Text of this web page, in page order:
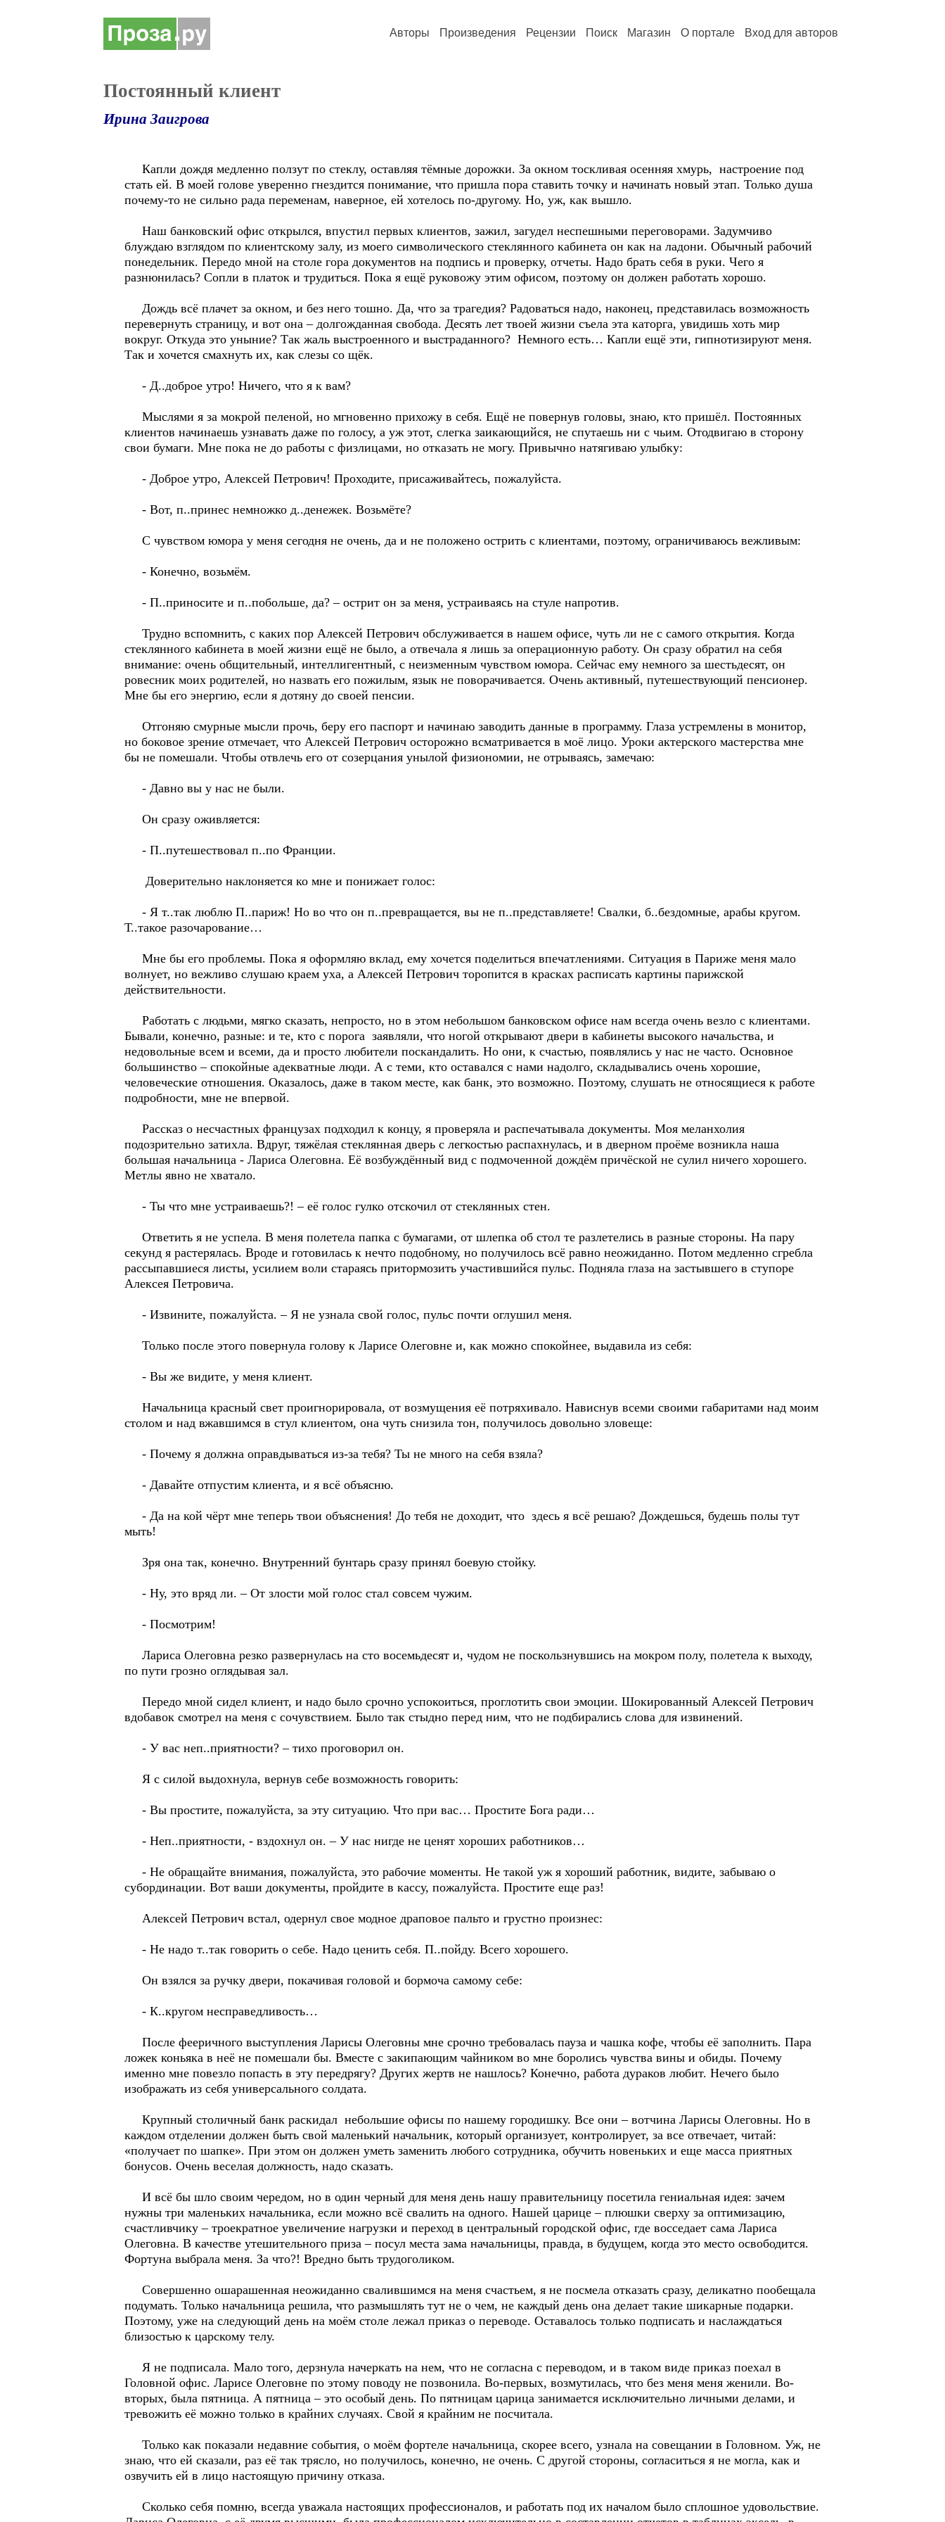
Авторы Произведения Рецензии Поиск Магазин О портале Вход для авторов
Постоянный клиент
Ирина Заигрова
Капли дождя медленно ползут по стеклу, оставляя тёмные дорожки. За окном тоскливая осенняя хмурь, настроение под
стать ей. В моей голове уверенно гнездится понимание, что пришла пора ставить точку и начинать новый этап. Только душа
почему-то не сильно рада переменам, наверное, ей хотелось по-другому. Но, уж, как вышло.
Наш банковский офис открылся, впустил первых клиентов, зажил, загудел неспешными переговорами. Задумчиво
блуждаю взглядом по клиентскому залу, из моего символического стеклянного кабинета он как на ладони. Обычный рабочий
понедельник. Передо мной на столе гора документов на подпись и проверку, отчеты. Надо брать себя в руки. Чего я
разнюнилась? Сопли в платок и трудиться. Пока я ещё руковожу этим офисом, поэтому он должен работать хорошо.
Дождь всё плачет за окном, и без него тошно. Да, что за трагедия? Радоваться надо, наконец, представилась возможность
перевернуть страницу, и вот она – долгожданная свобода. Десять лет твоей жизни съела эта каторга, увидишь хоть мир
вокруг. Откуда это уныние? Так жаль выстроенного и выстраданного? Немного есть… Капли ещё эти, гипнотизируют меня.
Так и хочется смахнуть их, как слезы со щёк.
- Д..доброе утро! Ничего, что я к вам?
Мыслями я за мокрой пеленой, но мгновенно прихожу в себя. Ещё не повернув головы, знаю, кто пришёл. Постоянных
клиентов начинаешь узнавать даже по голосу, а уж этот, слегка заикающийся, не спутаешь ни с чьим. Отодвигаю в сторону
свои бумаги. Мне пока не до работы с физлицами, но отказать не могу. Привычно натягиваю улыбку:
- Доброе утро, Алексей Петрович! Проходите, присаживайтесь, пожалуйста.
- Вот, п..принес немножко д..денежек. Возьмёте?
С чувством юмора у меня сегодня не очень, да и не положено острить с клиентами, поэтому, ограничиваюсь вежливым:
- Конечно, возьмём.
- П..приносите и п..побольше, да? – острит он за меня, устраиваясь на стуле напротив.
Трудно вспомнить, с каких пор Алексей Петрович обслуживается в нашем офисе, чуть ли не с самого открытия. Когда
стеклянного кабинета в моей жизни ещё не было, а отвечала я лишь за операционную работу. Он сразу обратил на себя
внимание: очень общительный, интеллигентный, с неизменным чувством юмора. Сейчас ему немного за шестьдесят, он
ровесник моих родителей, но назвать его пожилым, язык не поворачивается. Очень активный, путешествующий пенсионер.
Мне бы его энергию, если я дотяну до своей пенсии.
Отгоняю смурные мысли прочь, беру его паспорт и начинаю заводить данные в программу. Глаза устремлены в монитор,
но боковое зрение отмечает, что Алексей Петрович осторожно всматривается в моё лицо. Уроки актерского мастерства мне
бы не помешали. Чтобы отвлечь его от созерцания унылой физиономии, не отрываясь, замечаю:
- Давно вы у нас не были.
Он сразу оживляется:
- П..путешествовал п..по Франции.
Доверительно наклоняется ко мне и понижает голос:
- Я т..так люблю П..париж! Но во что он п..превращается, вы не п..представляете! Свалки, б..бездомные, арабы кругом.
Т..такое разочарование…
Мне бы его проблемы. Пока я оформляю вклад, ему хочется поделиться впечатлениями. Ситуация в Париже меня мало
волнует, но вежливо слушаю краем уха, а Алексей Петрович торопится в красках расписать картины парижской
действительности.
Работать с людьми, мягко сказать, непросто, но в этом небольшом банковском офисе нам всегда очень везло с клиентами.
Бывали, конечно, разные: и те, кто с порога заявляли, что ногой открывают двери в кабинеты высокого начальства, и
недовольные всем и всеми, да и просто любители поскандалить. Но они, к счастью, появлялись у нас не часто. Основное
большинство – спокойные адекватные люди. А с теми, кто оставался с нами надолго, складывались очень хорошие,
человеческие отношения. Оказалось, даже в таком месте, как банк, это возможно. Поэтому, слушать не относящиеся к работе
подробности, мне не впервой.
Рассказ о несчастных французах подходил к концу, я проверяла и распечатывала документы. Моя меланхолия
подозрительно затихла. Вдруг, тяжёлая стеклянная дверь с легкостью распахнулась, и в дверном проёме возникла наша
большая начальница - Лариса Олеговна. Её возбуждённый вид с подмоченной дождём причёской не сулил ничего хорошего.
Метлы явно не хватало.
- Ты что мне устраиваешь?! – её голос гулко отскочил от стеклянных стен.
Ответить я не успела. В меня полетела папка с бумагами, от шлепка об стол те разлетелись в разные стороны. На пару
секунд я растерялась. Вроде и готовилась к нечто подобному, но получилось всё равно неожиданно. Потом медленно сгребла
рассыпавшиеся листы, усилием воли стараясь притормозить участившийся пульс. Подняла глаза на застывшего в ступоре
Алексея Петровича.
- Извините, пожалуйста. – Я не узнала свой голос, пульс почти оглушил меня.
Только после этого повернула голову к Ларисе Олеговне и, как можно спокойнее, выдавила из себя:
- Вы же видите, у меня клиент.
Начальница красный свет проигнорировала, от возмущения её потряхивало. Нависнув всеми своими габаритами над моим
столом и над вжавшимся в стул клиентом, она чуть снизила тон, получилось довольно зловеще:
- Почему я должна оправдываться из-за тебя? Ты не много на себя взяла?
- Давайте отпустим клиента, и я всё объясню.
- Да на кой чёрт мне теперь твои объяснения! До тебя не доходит, что здесь я всё решаю? Дождешься, будешь полы тут
мыть!
Зря она так, конечно. Внутренний бунтарь сразу принял боевую стойку.
- Ну, это вряд ли. – От злости мой голос стал совсем чужим.
- Посмотрим!
Лариса Олеговна резко развернулась на сто восемьдесят и, чудом не поскользнувшись на мокром полу, полетела к выходу,
по пути грозно оглядывая зал.
Передо мной сидел клиент, и надо было срочно успокоиться, проглотить свои эмоции. Шокированный Алексей Петрович
вдобавок смотрел на меня с сочувствием. Было так стыдно перед ним, что не подбирались слова для извинений.
- У вас неп..приятности? – тихо проговорил он.
Я с силой выдохнула, вернув себе возможность говорить:
- Вы простите, пожалуйста, за эту ситуацию. Что при вас… Простите Бога ради…
- Неп..приятности, - вздохнул он. – У нас нигде не ценят хороших работников…
- Не обращайте внимания, пожалуйста, это рабочие моменты. Не такой уж я хороший работник, видите, забываю о
субординации. Вот ваши документы, пройдите в кассу, пожалуйста. Простите еще раз!
Алексей Петрович встал, одернул свое модное драповое пальто и грустно произнес:
- Не надо т..так говорить о себе. Надо ценить себя. П..пойду. Всего хорошего.
Он взялся за ручку двери, покачивая головой и бормоча самому себе:
- К..кругом несправедливость…
После фееричного выступления Ларисы Олеговны мне срочно требовалась пауза и чашка кофе, чтобы её заполнить. Пара
ложек коньяка в неё не помешали бы. Вместе с закипающим чайником во мне боролись чувства вины и обиды. Почему
именно мне повезло попасть в эту передрягу? Других жертв не нашлось? Конечно, работа дураков любит. Нечего было
изображать из себя универсального солдата.
Крупный столичный банк раскидал небольшие офисы по нашему городишку. Все они – вотчина Ларисы Олеговны. Но в
каждом отделении должен быть свой маленький начальник, который организует, контролирует, за все отвечает, читай:
«получает по шапке». При этом он должен уметь заменить любого сотрудника, обучить новеньких и еще масса приятных
бонусов. Очень веселая должность, надо сказать.
И всё бы шло своим чередом, но в один черный для меня день нашу правительницу посетила гениальная идея: зачем
нужны три маленьких начальника, если можно всё свалить на одного. Нашей царице – плюшки сверху за оптимизацию,
счастливчику – троекратное увеличение нагрузки и переход в центральный городской офис, где восседает сама Лариса
Олеговна. В качестве утешительного приза – посул места зама начальницы, правда, в будущем, когда это место освободится.
Фортуна выбрала меня. За что?! Вредно быть трудоголиком.
Совершенно ошарашенная неожиданно свалившимся на меня счастьем, я не посмела отказать сразу, деликатно пообещала
подумать. Только начальница решила, что размышлять тут не о чем, не каждый день она делает такие шикарные подарки.
Поэтому, уже на следующий день на моём столе лежал приказ о переводе. Оставалось только подписать и наслаждаться
близостью к царскому телу.
Я не подписала. Мало того, дерзнула начеркать на нем, что не согласна с переводом, и в таком виде приказ поехал в
Головной офис. Ларисе Олеговне по этому поводу не позвонила. Во-первых, возмутилась, что без меня меня женили. Во-
вторых, была пятница. А пятница – это особый день. По пятницам царица занимается исключительно личными делами, и
тревожить её можно только в крайних случаях. Свой я крайним не посчитала.
Только как показали недавние события, о моём фортеле начальница, скорее всего, узнала на совещании в Головном. Уж, не
знаю, что ей сказали, раз её так трясло, но получилось, конечно, не очень. С другой стороны, согласиться я не могла, как и
озвучить ей в лицо настоящую причину отказа.
Сколько себя помню, всегда уважала настоящих профессионалов, и работать под их началом было сплошное удовольствие.